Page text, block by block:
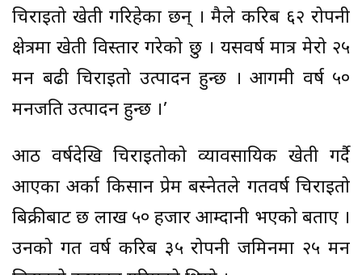
चिराइतो खेती गरिहेका छन् । मैले करिब ६२ रोपनी
क्षेत्रमा खेती विस्तार गरेको छु । यसवर्ष मात्र मेरो २५
मन बढी चिराइतो उत्पादन हुन्छ । आगमी वर्ष ५०
मनजति उत्पादन हुन्छ ।’
आठ वर्षदेखि चिराइतोको व्यावसायिक खेती गर्दै
आएका अर्का किसान प्रेम बस्नेतले गतवर्ष चिराइतो
बिक्रीबाट छ लाख ५० हजार आम्दानी भएको बताए ।
उनको गत वर्ष करिब ३५ रोपनी जमिनमा २५ मन